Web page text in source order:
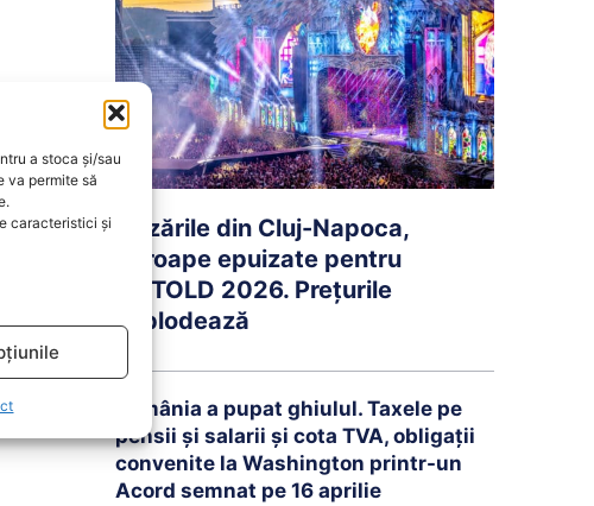
a stoca și/sau
va permite să
caracteristici și
Cazările din Cluj-Napoca,
aproape epuizate pentru
UNTOLD 2026. Prețurile
explodează
România a pupat ghiulul. Taxele pe
pensii și salarii și cota TVA, obligații
convenite la Washington printr-un
Acord semnat pe 16 aprilie